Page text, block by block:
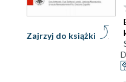
Zajrzyj do książki